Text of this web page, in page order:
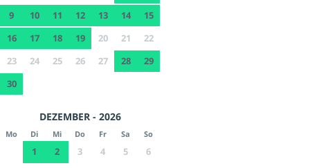
9
10 11 12 13 14
15
16
17 18 19 20 21
22
23
24 25 26 27 28
29
30
DEZEMBER - 2026
Mo Di Mi Do Fr Sa So
1 2 3 4 5
6